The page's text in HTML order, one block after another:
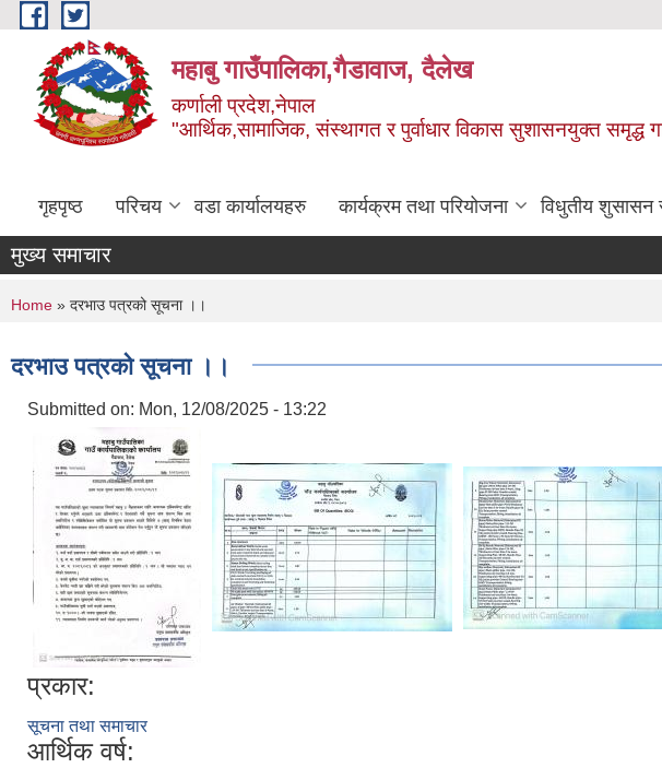
Skip to main content
महाबु गाउँपालिका,गैडावाज, दैलेख
कर्णाली प्रदेश,नेपाल
"आर्थिक,सामाजिक, संस्थागत र पुर्वाधार विकास सुशासनयुक्त समृद्ध
गृहपृष्ठ परिचय वडा कार्यालयहरु कार्यक्रम तथा परियोजना विधुतीय शुसासन
मुख्य समाचार
You are here
Home » दरभाउ पत्रको सूचना ।।
दरभाउ पत्रको सूचना ।।
Submitted on: Mon, 12/08/2025 - 13:22
प्रकार:
सूचना तथा समाचार
आर्थिक वर्ष: